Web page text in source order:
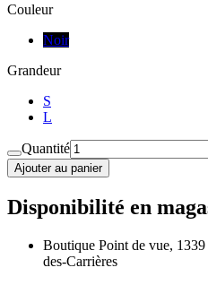
Couleur
Noir
Grandeur
S
L
Quantité
Ajouter au panier
Disponibilité en
Boutique Point de vue,
des-Carrières